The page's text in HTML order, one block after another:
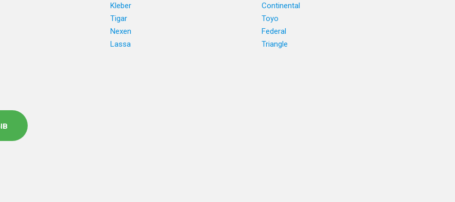
Kleber
Continental
Tigar
Toyo
Nexen
Federal
Lassa Triangle